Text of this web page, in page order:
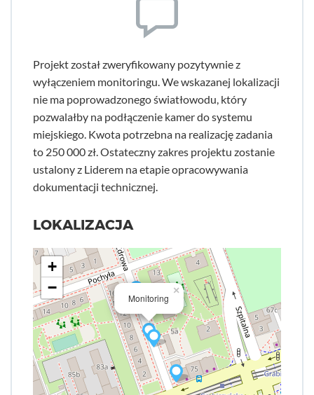
Projekt został zweryfikowany pozytywnie z
wyłączeniem monitoringu. We wskazanej lokalizacji
nie ma poprowadzonego światłowodu, który
pozwalałby na podłączenie kamer do systemu
miejskiego. Kwota potrzebna na realizację zadania
to 250 000 zł. Ostateczny zakres projektu zostanie
ustalony z Liderem na etapie opracowywania
dokumentacji technicznej.
LOKALIZACJA
Monitoring
×
+
−